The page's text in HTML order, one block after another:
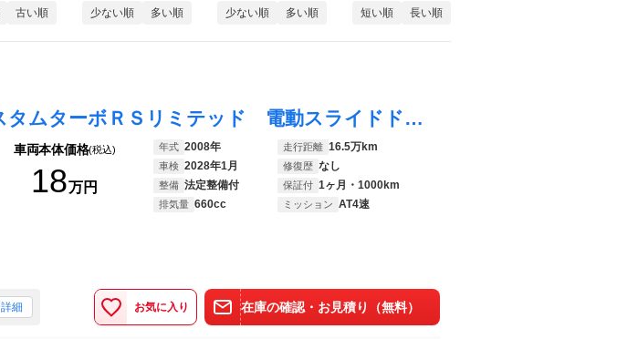
古い順 少ない順 多い順 少ない順 多い順 短い順 長い順
アトレーワゴン カスタムターボＲＳリミテッド 電動スライドドア フルセグテレビナビ Ｂｌｕｅｔｏｏｔｈ キーレスシートカバー キセノンライト
車両本体価格(税込)
18万円
年式 2008年 走行距離 16.5万km
車検 2028年1月 修復歴 なし
整備 法定整備付 保証付 1ヶ月・1000km
排気量 660cc ミッション AT4速
詳細 お気に入り 在庫の確認・お見積り（無料）